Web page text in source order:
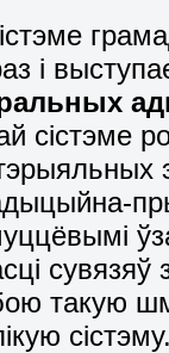
і
сістэме
такую